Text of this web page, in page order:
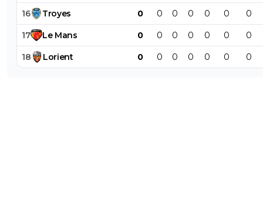
16 Troyes 0 0 0 0 0 0 0
17 Le Mans 0 0 0 0 0 0 0
18 Lorient 0 0 0 0 0 0 0